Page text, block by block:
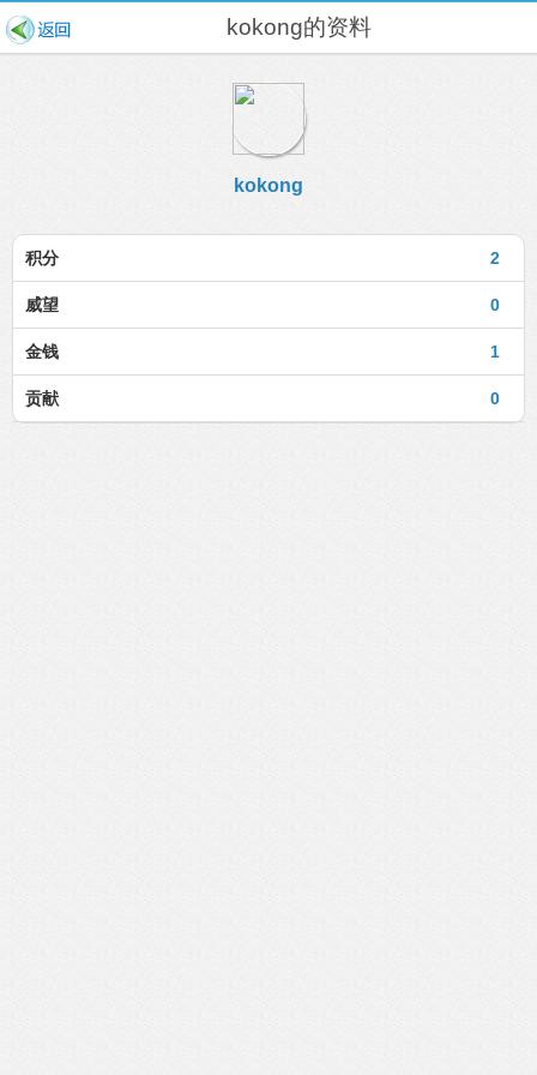
kokong的资料
kokong
2
积分
0
威望
1
金钱
0
贡献